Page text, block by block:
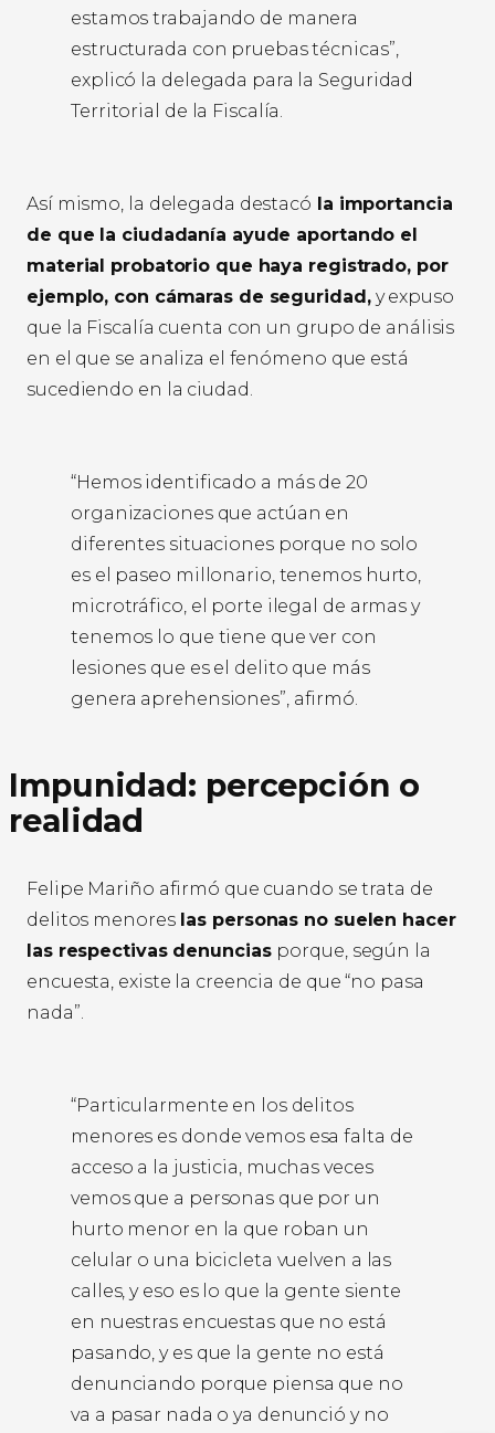
estamos trabajando de manera
estructurada con pruebas técnicas”,
explicó la delegada para la Seguridad
Territorial de la Fiscalía.
Así mismo, la delegada destacó la importancia
de que la ciudadanía ayude aportando el
material probatorio que haya registrado, por
ejemplo, con cámaras de seguridad,y expuso
que la Fiscalía cuenta con un grupo de análisis
en el que se analiza el fenómeno que está
sucediendo en la ciudad.
“Hemos identificado a más de 20
organizaciones que actúan en
diferentes situaciones porque no solo
es el paseo millonario, tenemos hurto,
microtráfico, el porte ilegal de armas y
tenemos lo que tiene que ver con
lesiones que es el delito que más
genera aprehensiones”, afirmó.
Impunidad: percepción o
realidad
Felipe Mariño afirmó que cuando se trata de
delitos menoreslas personas no suelen hacer
las respectivas denuncias porque, según la
encuesta, existe la creencia de que “no pasa
nada”.
“Particularmente en los delitos
menores es donde vemos esa falta de
acceso a la justicia, muchas veces
vemos que a personas que por un
hurto menor en la que roban un
celular o una bicicleta vuelven a las
calles, y eso es lo que la gente siente
en nuestras encuestas que no está
pasando, y es que la gente no está
denunciando porque piensa que no
va a pasar nada o ya denunció y no